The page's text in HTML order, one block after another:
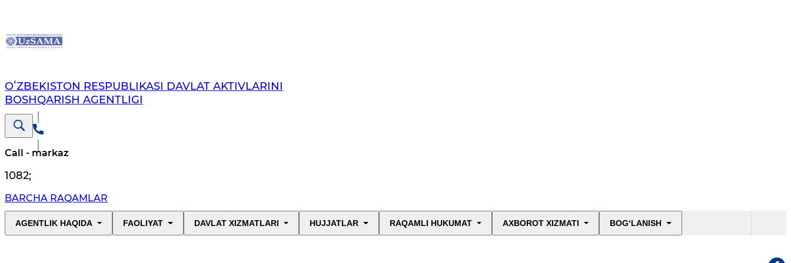
OʻZBEKISTON RESPUBLIKASI DAVLAT AKTIVLARINI
BOSHQARISH AGENTLIGI
Call - markaz
1082;
BARCHA RAQAMLAR
AGENTLIK HAQIDA FAOLIYAT DAVLAT XIZMATLARI HUJJATLAR RAQAMLI HUKUMAT AXBOROT XIZMATI BOG‘LANISH